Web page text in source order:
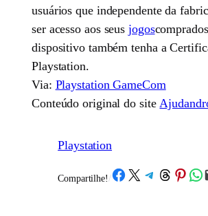
usuários que independente da
ser acesso aos seusjogos
dispositivo também tenha a
Playstation.
Via: Playstation GameCom
Conteúdo original do site
Playstation
Compartilhe! /Share on Facebook
Share on X Share on Telegram
Share on Threads
Share onShare